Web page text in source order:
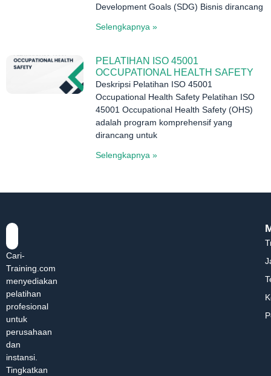
Development Goals (SDG) Bisnis dirancang
Selengkapnya »
PELATIHAN ISO 45001
OCCUPATIONAL HEALTH SAFETY
Deskripsi Pelatihan ISO 45001
Occupational Health Safety Pelatihan ISO
45001 Occupational Health Safety (OHS)
adalah program komprehensif yang
dirancang untuk
Selengkapnya »
Cari-
Training.com
menyediakan
pelatihan
profesional
untuk
perusahaan
dan
instansi.
Tingkatkan